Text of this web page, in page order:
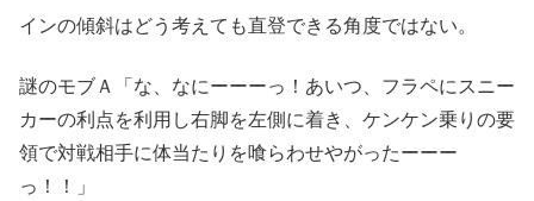
インの傾斜はどう考えても直登できる角度ではない。
謎のモブＡ「な、なにーーーっ！あいつ、フラペにスニー
カーの利点を利用し右脚を左側に着き、ケンケン乗りの要
領で対戦相手に体当たりを喰らわせやがったーーー
っ！！」